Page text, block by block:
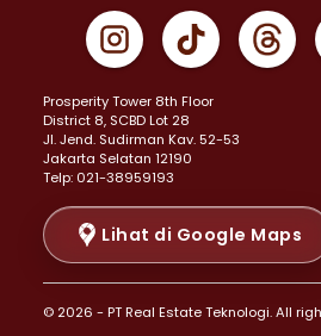
Properti Dijual di Gambir >
Properti Dijual di Johar Baru >
Properti Dijual di Menteng >
Properti Dijual di Senen >
Properti Dijual di Tanah Abang >
Properti Dijual di Cikini >
Properti Dijual di Kramat >
Properti Dijual di Pasar Baru >
Properti Dijual di Bendungan Hilir >
Properti Dijual di Jakarta
Prosperity Tower 8th Floor
District 8, SCBD Lot 28
JI. Jend. Sudirman Kav. 52-53
Jakarta Selatan 12190
Telp: 021-38959193
Lihat di Google Maps
© 2026 - PT Real Estate Teknologi. All